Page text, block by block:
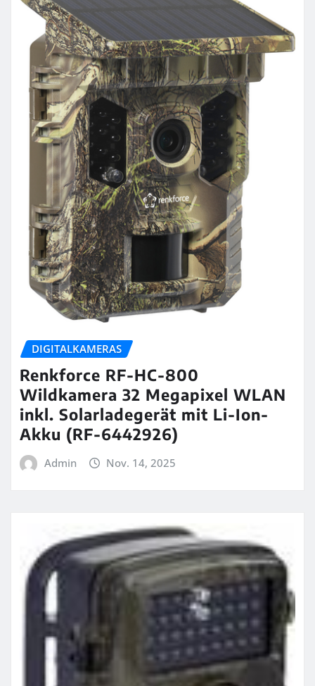
DIGITALKAMERAS
Renkforce RF-HC-800
Wildkamera 32 Megapixel WLAN
inkl. Solarladegerät mit Li-Ion-
Akku (RF-6442926)
Admin Nov. 14, 2025